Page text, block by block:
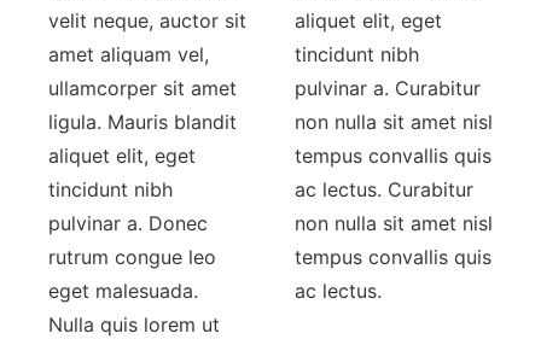
velit neque, auctor sit
amet aliquam vel,
ullamcorper sit amet
ligula. Mauris blandit
aliquet elit, eget
tincidunt nibh
pulvinar a. Donec
rutrum congue leo
eget malesuada.
Nulla quis lorem ut
aliquet elit, eget
tincidunt nibh
pulvinar a. Curabitur
non nulla sit amet nisl
tempus convallis quis
ac lectus. Curabitur
non nulla sit amet nisl
tempus convallis quis
ac lectus.